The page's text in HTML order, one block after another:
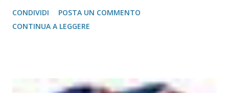
gestione post script integrata (quasi tutte le stampanti
salvo quelle del gruppo Ricoh che hanno bisogno di un
non è necessario scegliere tra moltissimi modelli, ma si
CONDIVIDI
POSTA UN COMMENTO
CONTINUA A LEGGERE